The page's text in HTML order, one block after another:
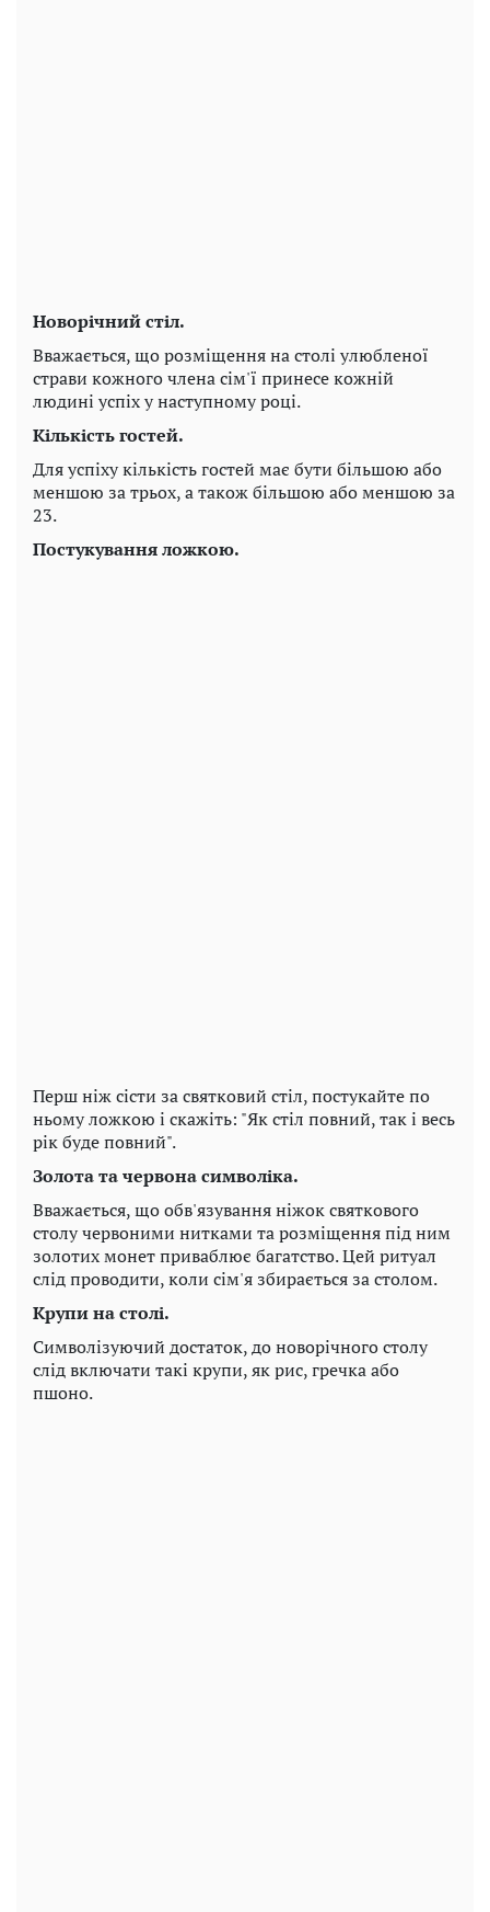
Новорічний стіл.
Вважається, що розміщення на столі улюбленої
страви кожного члена сім'ї принесе кожній
людині успіх у наступному році.
Кількість гостей.
Для успіху кількість гостей має бути більшою або
меншою за трьох, а також більшою або меншою за
23.
Постукування ложкою.
Перш ніж сісти за святковий стіл, постукайте по
ньому ложкою і скажіть: "Як стіл повний, так і весь
рік буде повний".
Золота та червона символіка.
Вважається, що обв'язування ніжок святкового
столу червоними нитками та розміщення під ним
золотих монет приваблює багатство. Цей ритуал
слід проводити, коли сім'я збирається за столом.
Крупи на столі.
Символізуючий достаток, до новорічного столу
слід включати такі крупи, як рис, гречка або
пшоно.